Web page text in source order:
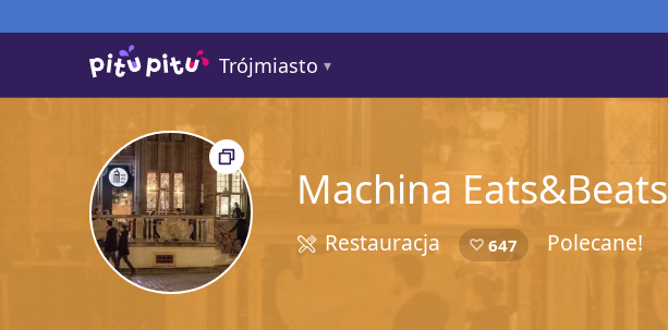
Trójmiasto
Machina Eats&Beats
5 Restauracja 647 Polecane!